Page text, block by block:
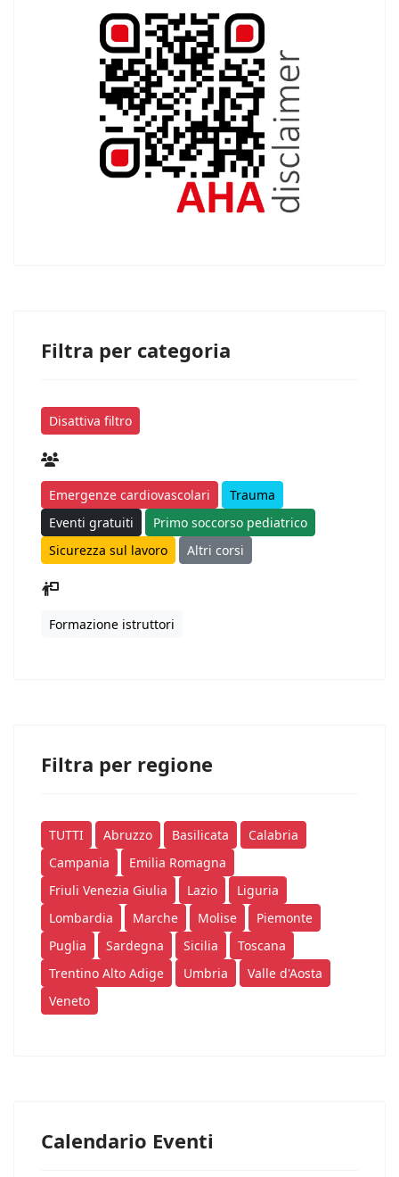
Filtra per categoria
Disattiva filtro
Emergenze cardiovascolari
Trauma
Eventi gratuiti
Primo soccorso pediatrico
Sicurezza sul lavoro
Altri corsi
Formazione istruttori
Filtra per regione
TUTTI Abruzzo Basilicata
Calabria
Campania
Emilia Romagna
Friuli Venezia Giulia
Lazio
Liguria
Lombardia
Marche Molise
Piemonte
Puglia
Sardegna Sicilia
Toscana
Trentino Alto Adige
Umbria
Valle d'Aosta
Veneto
Calendario Eventi